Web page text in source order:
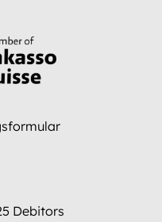
Debitors